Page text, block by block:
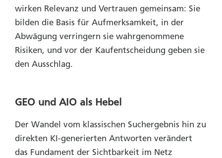
wirken Relevanz und Vertrauen gemeinsam: Sie
bilden die Basis für Aufmerksamkeit, in der
Abwägung verringern sie wahrgenommene
Risiken, und vor der Kaufentscheidung geben sie
den Ausschlag.
GEO und AIO als Hebel
Der Wandel vom klassischen Suchergebnis hin zu
direkten KI-generierten Antworten verändert
das Fundament der Sichtbarkeit im Netz